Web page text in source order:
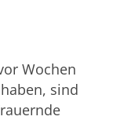
Wochen
sind